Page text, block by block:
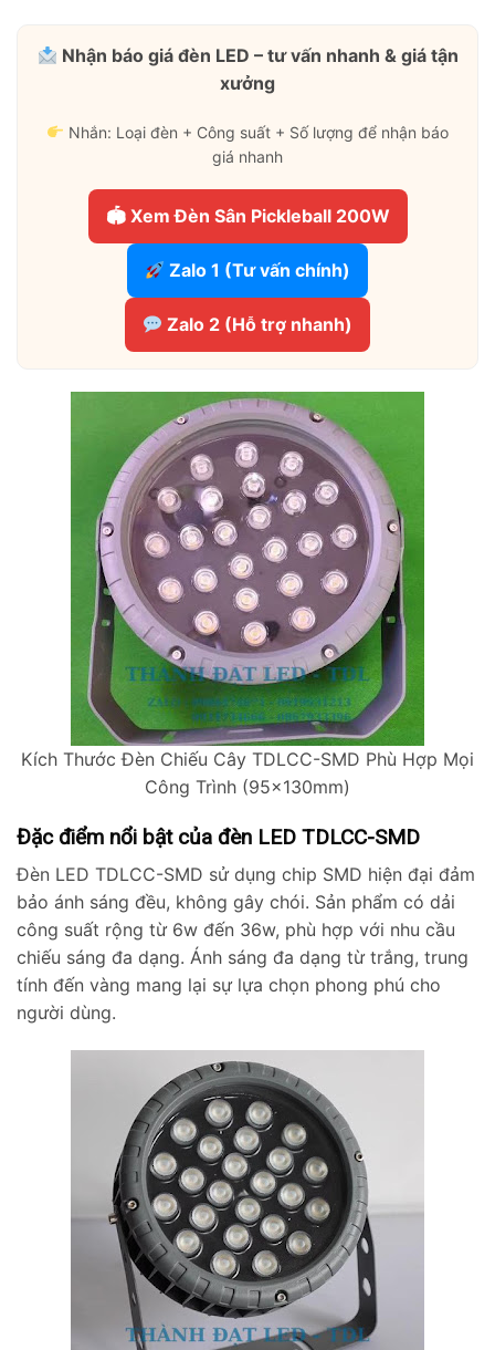
Nhận báo giá đèn LED – tư vấn nhanh & giá tận
xưởng
Nhắn: Loại đèn + Công suất + Số lượng để nhận báo
giá nhanh
🏟 Xem Đèn Sân Pickleball 200W
Zalo 1 (Tư vấn chính)
Zalo 2 (Hỗ trợ nhanh)
Kích Thước Đèn Chiếu Cây TDLCC-SMD Phù Hợp Mọi
Công Trình (95x130mm)
Đặc điểm nổi bật của đèn LED TDLCC-SMD
Đèn LED TDLCC-SMD sử dụng chip SMD hiện đại đảm
bảo ánh sáng đều, không gây chói. Sản phẩm có dải
công suất rộng từ 6w đến 36w, phù hợp với nhu cầu
chiếu sáng đa dạng. Ánh sáng đa dạng từ trắng, trung
tính đến vàng mang lại sự lựa chọn phong phú cho
người dùng.